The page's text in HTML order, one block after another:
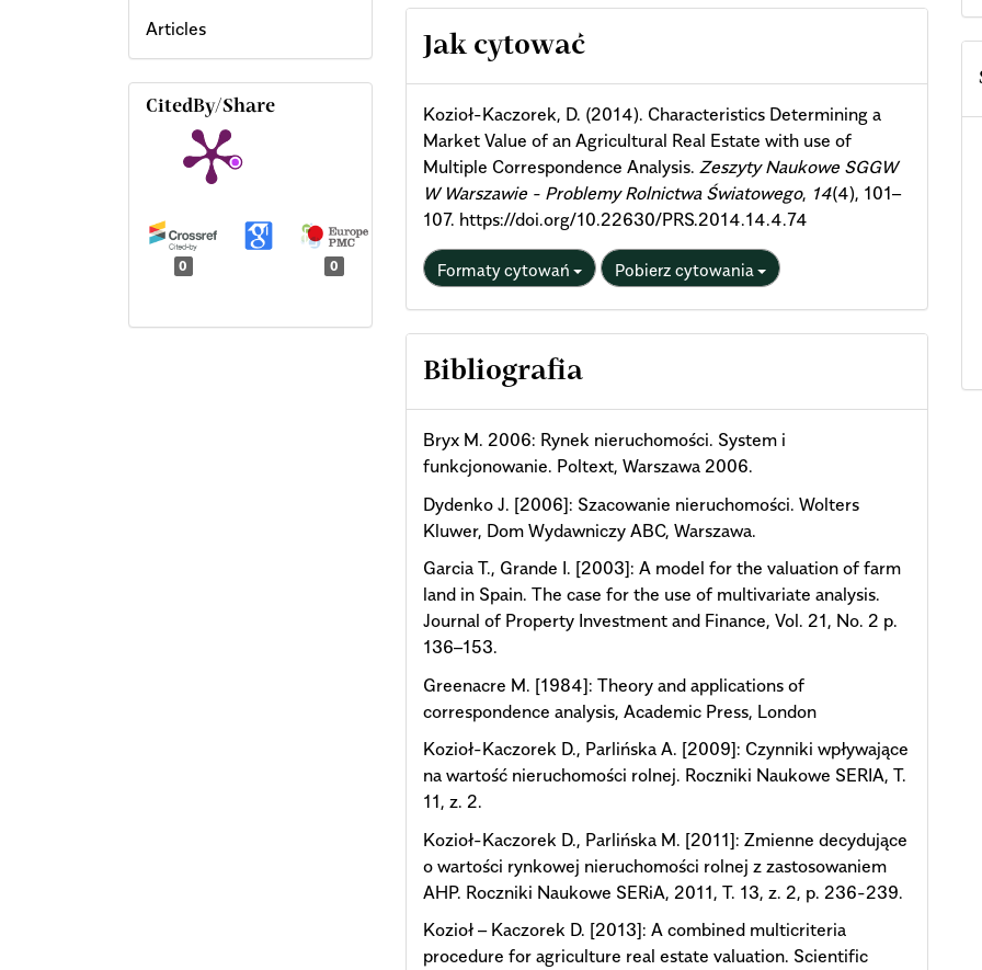
Articles
CitedBy/Share
0 0
Article
Details
Jak cytować
Kozioł-Kaczorek, D. (2014). Characteristics Determining a
Market Value of an Agricultural Real Estate with use of
Multiple Correspondence Analysis.Zeszyty Naukowe SGGW
W Warszawie - Problemy Rolnictwa Światowego, 14(4), 101–
107. https://doi.org/10.22630/PRS.2014.14.4.74
Formaty cytowań Pobierz cytowania
Bibliografia
Bryx M. 2006: Rynek nieruchomości. System i
funkcjonowanie. Poltext, Warszawa 2006.
Dydenko J. [2006]: Szacowanie nieruchomości. Wolters
Kluwer, Dom Wydawniczy ABC, Warszawa.
Garcia T., Grande I. [2003]: A model for the valuation of farm
land in Spain. The case for the use of multivariate analysis.
Journal of Property Investment and Finance, Vol. 21, No. 2 p.
136–153.
Greenacre M. [1984]: Theory and applications of
correspondence analysis, Academic Press, London
Kozioł-Kaczorek D., Parlińska A. [2009]: Czynniki wpływające
na wartość nieruchomości rolnej. Roczniki Naukowe SERIA, T.
11, z. 2.
Kozioł-Kaczorek D., Parlińska M. [2011]: Zmienne decydujące
o wartości rynkowej nieruchomości rolnej z zastosowaniem
AHP. Roczniki Naukowe SERiA, 2011, T. 13, z. 2, p. 236-239.
Kozioł – Kaczorek D. [2013]: A combined multicriteria
procedure for agriculture real estate valuation. Scientific